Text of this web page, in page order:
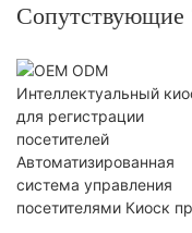
Сопутствующие